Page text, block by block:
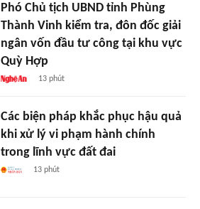
Phó Chủ tịch UBND tỉnh Phùng
Thành Vinh kiểm tra, đôn đốc giải
ngân vốn đầu tư công tại khu vực
Quỳ Hợp
13 phút
Các biện pháp khắc phục hậu quả
khi xử lý vi phạm hành chính
trong lĩnh vực đất đai
13 phút